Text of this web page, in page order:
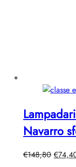
Navarro
€148,80 Il
€